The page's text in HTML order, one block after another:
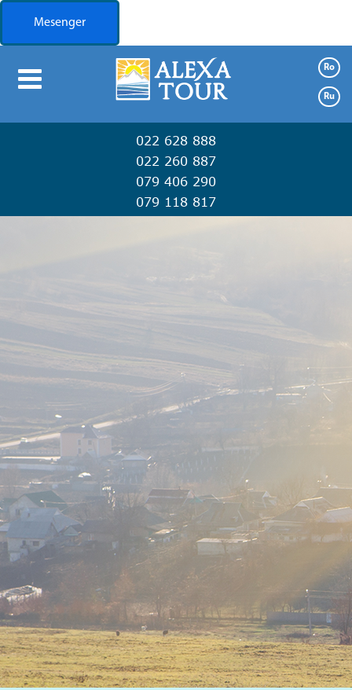
Mesenger
Booking
Транспорт
Ro
Ru
022 628 888
022 260 887
079 406 290
079 118 817